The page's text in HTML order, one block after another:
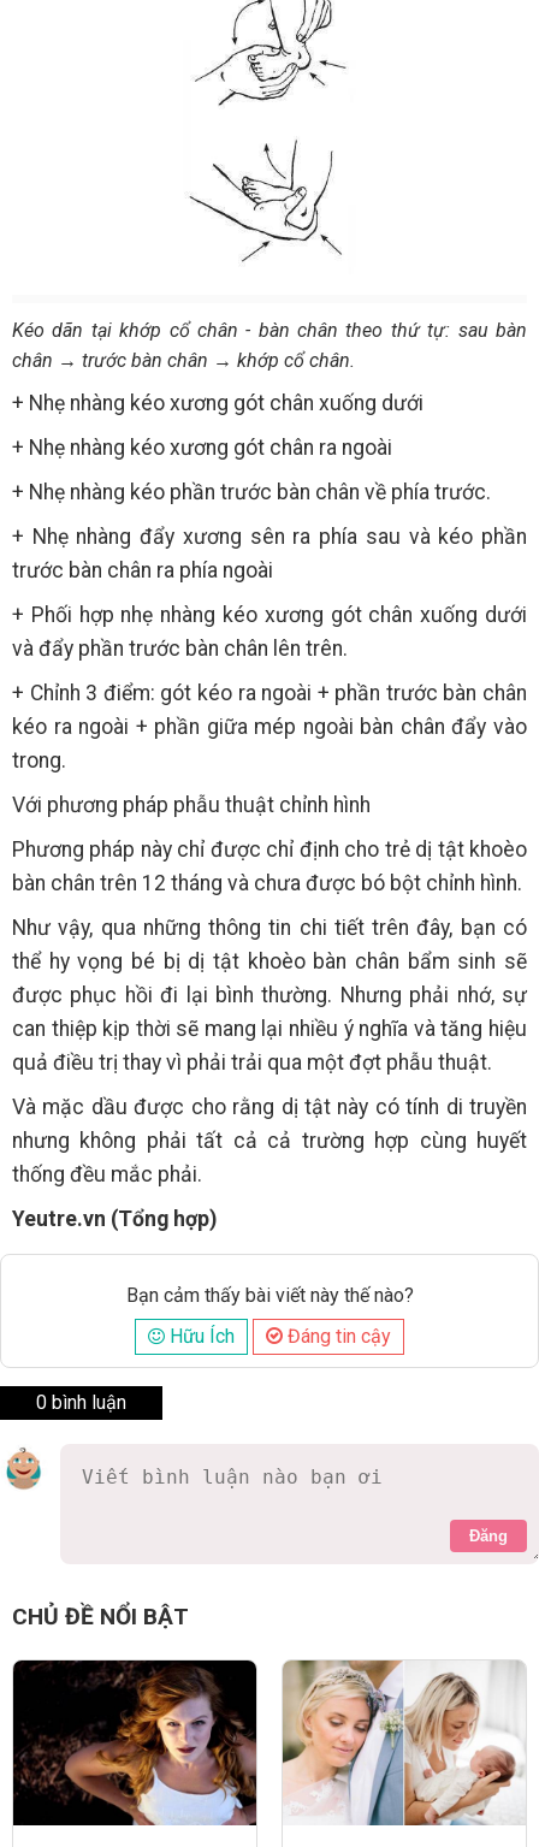
Kéo dãn tại khớp cổ chân - bàn chân theo thứ tự: sau bàn
chân → trước bàn chân → khớp cổ chân.
+ Nhẹ nhàng kéo xương gót chân xuống dưới
+ Nhẹ nhàng kéo xương gót chân ra ngoài
+ Nhẹ nhàng kéo phần trước bàn chân về phía trước.
+ Nhẹ nhàng đẩy xương sên ra phía sau và kéo phần
trước bàn chân ra phía ngoài
+ Phối hợp nhẹ nhàng kéo xương gót chân xuống dưới
và đẩy phần trước bàn chân lên trên.
+ Chỉnh 3 điểm: gót kéo ra ngoài + phần trước bàn chân
kéo ra ngoài + phần giữa mép ngoài bàn chân đẩy vào
trong.
Với phương pháp phẫu thuật chỉnh hình
Phương pháp này chỉ được chỉ định cho trẻ dị tật khoèo
bàn chân trên 12 tháng và chưa được bó bột chỉnh hình.
Như vậy, qua những thông tin chi tiết trên đây, bạn có
thể hy vọng bé bị dị tật khoèo bàn chân bẩm sinh sẽ
được phục hồi đi lại bình thường. Nhưng phải nhớ, sự
can thiệp kịp thời sẽ mang lại nhiều ý nghĩa và tăng hiệu
quả điều trị thay vì phải trải qua một đợt phẫu thuật.
Và mặc dầu được cho rằng dị tật này có tính di truyền
nhưng không phải tất cả cả trường hợp cùng huyết
thống đều mắc phải.
Yeutre.vn (Tổng hợp)
Bạn cảm thấy bài viết này thế nào?
Hữu Ích
Đáng tin cậy
0 bình luận
Đăng
CHỦ ĐỀ NỔI BẬT